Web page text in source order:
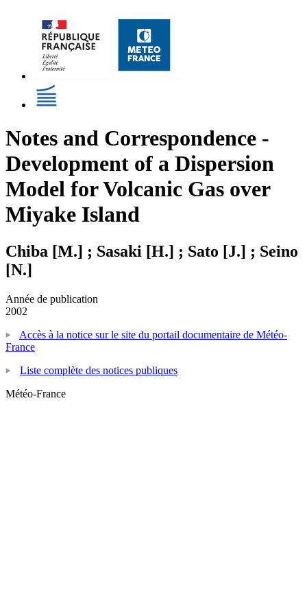
Notes and Correspondence -
Development of a Dispersion
Model for Volcanic Gas over
Miyake Island
Chiba [M.] ; Sasaki [H.] ; Sato [J.] ; Seino
[N.]
Année de publication
2002
Accès à la notice sur le site du portail documentaire de Météo-
France
Liste complète des notices publiques
Météo-France